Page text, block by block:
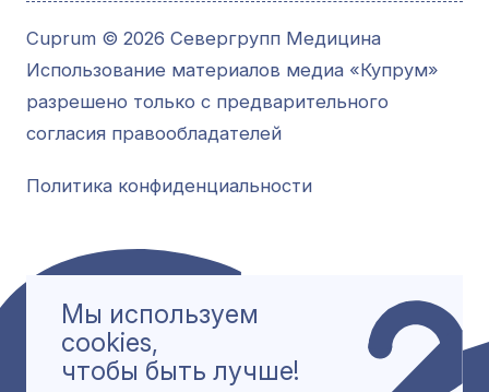
Мы используем
cookies,
чтобы быть лучше!
Cuprum © 2026 Севергрупп Медицина
Использование материалов медиа «Купрум»
разрешено только с предварительного
согласия правообладателей
Политика конфиденциальности